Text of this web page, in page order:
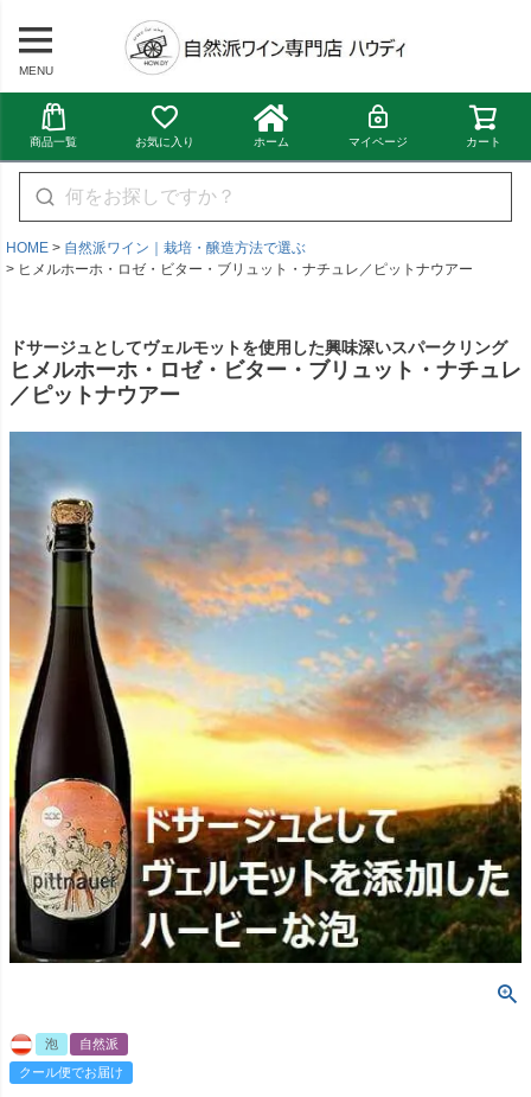
MENU
商品一覧 お気に入り ホーム マイページ カート
HOME
自然派ワイン｜栽培・醸造方法で選ぶ
ヒメルホーホ・ロゼ・ビター・ブリュット・ナチュレ／ピットナウアー
ドサージュとしてヴェルモットを使用した興味深いスパークリング
ヒメルホーホ・ロゼ・ビター・ブリュット・ナチュレ
／ピットナウアー
泡
自然派
クール便でお届け